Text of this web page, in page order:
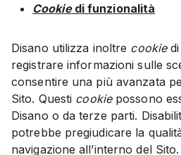
Cookiedi funzionalità
Disano utilizza inoltre cookiedi
registrare informazioni sulle
consentire una più avanzata
Sito. Questi cookiepossono
Disano o da terze parti.
potrebbe pregiudicare la
navigazione all’interno del Sito.